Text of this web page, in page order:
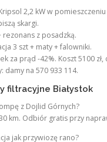
2,2 kW w
skargi.
rezonans z posadzką.
3 szt + maty + falowniki.
za prąd -42%. Koszt 5100 zł,
damy na 570 933 114.
filtracyjne Białystok
z Dojlid Górnych?
30 km. Odbiór gratis przy
jak przywiozę rano?